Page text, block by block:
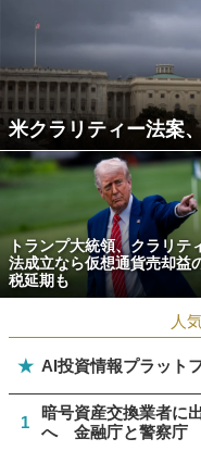
米クラリティー法案
トランプ大統領、クラリテ
法成立なら仮想通貨売却益
税延期も
人
★ AI投資情報プラット
1
暗号資産交換業者に
へ 金融庁と警察庁